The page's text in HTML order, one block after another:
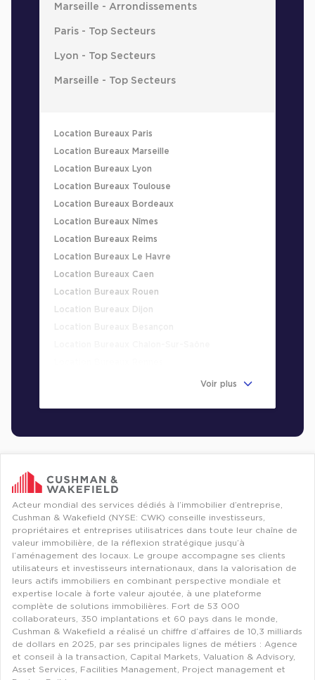
Marseille - Arrondissements
Paris - Top Secteurs
Lyon - Top Secteurs
Marseille - Top Secteurs
Location Bureaux Paris
Location Bureaux Marseille
Location Bureaux Lyon
Location Bureaux Toulouse
Location Bureaux Bordeaux
Location Bureaux Nîmes
Location Bureaux Reims
Location Bureaux Le Havre
Location Bureaux Caen
Location Bureaux Rouen
Location Bureaux Dijon
Location Bureaux Clichy
Location Bureaux Versailles
Location Bureaux Évry
Location Bureaux Villeneuve-D'Ascq
Location Bureaux Mulhouse
Location Bureaux Saint-Denis
Location Bureaux Massy
Location Bureaux Nanterre
Location Bureaux Courbevoie
Location Bureaux Puteaux
Location Bureaux Asnières-Sur-Seine
Voir plus
Acteur mondial des services dédiés à l’immobilier d’entreprise,
Cushman & Wakefield (NYSE: CWK) conseille investisseurs,
propriétaires et entreprises utilisatrices dans toute leur chaîne de
valeur immobilière, de la réflexion stratégique jusqu’à
l’aménagement des locaux. Le groupe accompagne ses clients
utilisateurs et investisseurs internationaux, dans la valorisation de
leurs actifs immobiliers en combinant perspective mondiale et
expertise locale à forte valeur ajoutée, à une plateforme
complète de solutions immobilières. Fort de 53 000
collaborateurs, 350 implantations et 60 pays dans le monde,
Cushman & Wakefield a réalisé un chiffre d’affaires de 10,3 milliards
de dollars en 2025, par ses principales lignes de métiers : Agence
et conseil à la transaction, Capital Markets, Valuation & Advisory,
Asset Services, Facilities Management, Project management et